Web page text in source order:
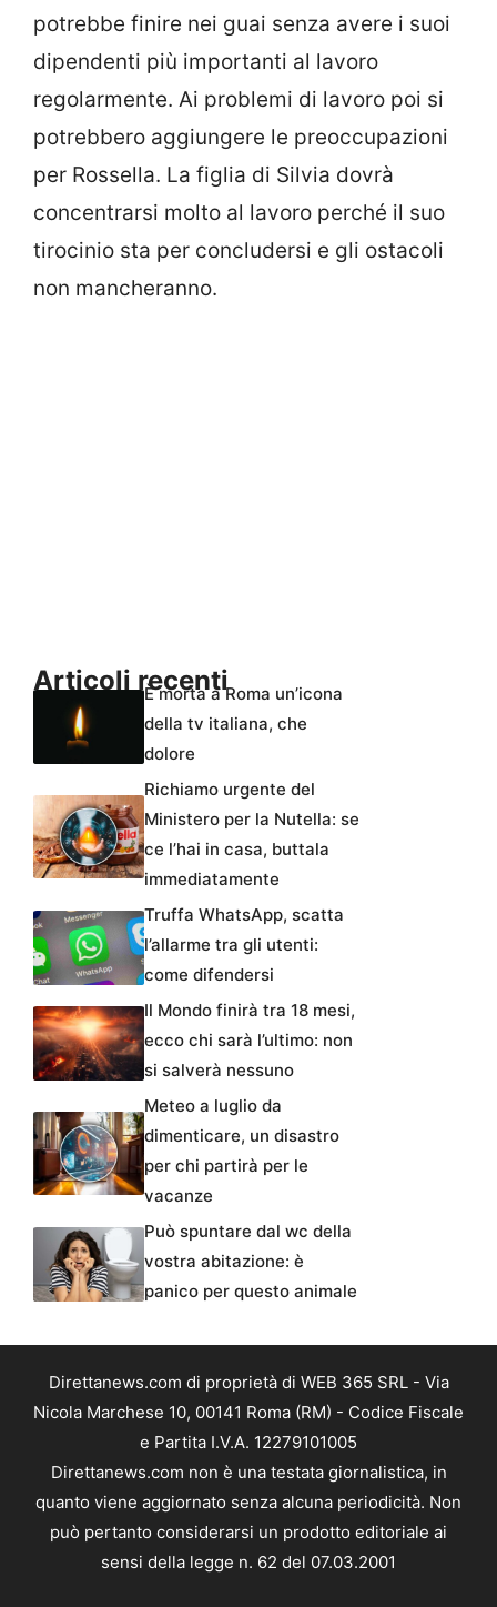
potrebbe finire nei guai senza avere i suoi
dipendenti più importanti al lavoro
regolarmente. Ai problemi di lavoro poi si
potrebbero aggiungere le preoccupazioni
per Rossella. La figlia di Silvia dovrà
concentrarsi molto al lavoro perché il suo
tirocinio sta per concludersi e gli ostacoli
non mancheranno.
Articoli recentiÈ morta a Roma un’icona
della tv italiana, che
dolore
Richiamo urgente del
Ministero per la Nutella: se
ce l’hai in casa, buttala
immediatamente
Truffa WhatsApp, scatta
l’allarme tra gli utenti:
come difendersi
Il Mondo finirà tra 18 mesi,
ecco chi sarà l’ultimo: non
si salverà nessuno
Meteo a luglio da
dimenticare, un disastro
per chi partirà per le
vacanze
Può spuntare dal wc della
vostra abitazione: è
panico per questo animale
Direttanews.com di proprietà di WEB 365 SRL - Via
Nicola Marchese 10, 00141 Roma (RM) - Codice Fiscale
e Partita I.V.A. 12279101005
Direttanews.com non è una testata giornalistica, in
quanto viene aggiornato senza alcuna periodicità. Non
può pertanto considerarsi un prodotto editoriale ai
sensi della legge n. 62 del 07.03.2001